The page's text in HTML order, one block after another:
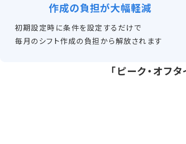
作成の負担が大幅軽減
初期設定時に条件を設定するだけで
毎月のシフト作成の負担から解放されます
「ピーク・オフ